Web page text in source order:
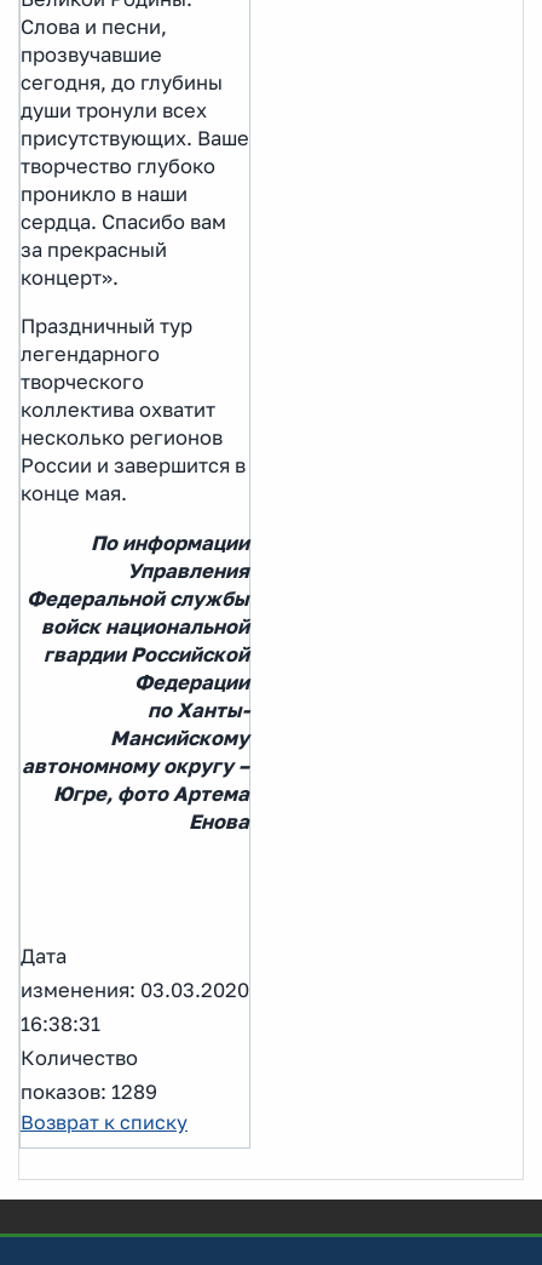
Слова и песни,
прозвучавшие
сегодня, до глубины
души тронули всех
присутствующих. Ваше
творчество глубоко
проникло в наши
сердца. Спасибо вам
за прекрасный
концерт».
Праздничный тур
легендарного
творческого
коллектива охватит
несколько регионов
России и завершится в
конце мая.
По информации
Управления
Федеральной службы
войск национальной
гвардии Российской
Федерации
по Ханты-
Мансийскому
автономному округу –
Югре, фото Артема
Енова
Дата
изменения: 03.03.2020
16:38:31
Количество
показов: 1289
Возврат к списку